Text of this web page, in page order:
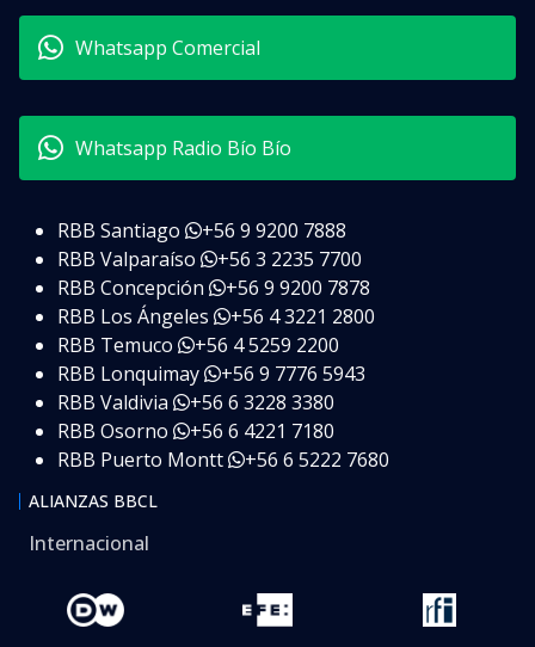
Whatsapp Comercial
Whatsapp Radio Bío Bío
RBB Santiago
+56 9 9200 7888
RBB Valparaíso
+56 3 2235 7700
RBB Concepción
+56 9 9200 7878
RBB Los Ángeles
+56 4 3221 2800
RBB Temuco
+56 4 5259 2200
RBB Lonquimay
+56 9 7776 5943
RBB Valdivia
+56 6 3228 3380
RBB Osorno
+56 6 4221 7180
RBB Puerto Montt
+56 6 5222 7680
ALIANZAS BBCL
Internacional